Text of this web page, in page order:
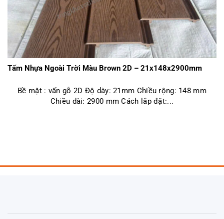
Tấm Nhựa Ngoài Trời Màu Brown 2D – 21x148x2900mm
Bề mặt : vấn gỗ 2D Độ dày: 21mm Chiều rộng: 148 mm
Chiều dài: 2900 mm Cách lắp đặt:...